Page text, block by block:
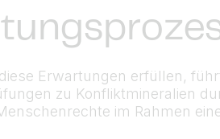
Erwartungen erfüllen,
zu Konfliktmineralien
im Rahmen